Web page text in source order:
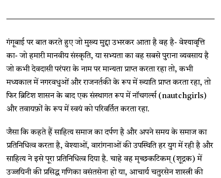
गंगूबाई पर बात करते हुए जो मुख्य मुद्दा उभरकर आता है वह है- वेश्यावृत्ति
का- जो हमारी मानवीय संस्कृति, या सभ्यता का वह सबसे पुराना व्यवसाय है
जो कभी देवदासी परंपरा के नाम पर मान्यता प्राप्त करता रहा तो, कभी
मध्यकाल में नगरवधुओं और राजनर्तकी के रूप में ख्याति प्राप्त करता रहा, तो
फिर ब्रिटिश शासन के बाद एक संस्थागत रूप में नॉचगर्ल्स (nautchgirls)
और तवायफ़ों के रूप में स्वयं को परिवर्तित करता रहा.
जैसा कि कहते हैं साहित्य समाज का दर्पण है और अपने समय के समाज का
प्रतिनिधित्व करता है, वेश्याओं, वारांगनाओं की उपस्थिति हर युग में रही है और
साहित्य ने इसे पूरा प्रतिनिधित्व दिया है. चाहे वह मृच्छकटिकम् (शूद्रक) में
उज्जयिनी की प्रसिद्ध गणिका वसंतसेना हो या, आचार्य चतुरसेन शास्त्री की